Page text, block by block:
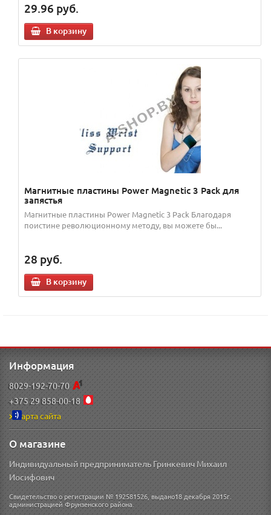
29.96 руб.
В корзину
Магнитные пластины Power Magnetic 3 Pack для
запястья
Магнитные пластины Power Magnetic 3 Pack Благодаря
поистине революционному методу, вы можете бы...
28 руб.
В корзину
Информация
8029-192-70-70
+375 29 858-00-18
Карта сайта
О магазине
Индивидуальный предприниматель Гринкевич Михаил
Иосифович
Свидетельство о регистрации № 192581526, выдано18 декабря 2015г.
администрацией Фрунзенского района.